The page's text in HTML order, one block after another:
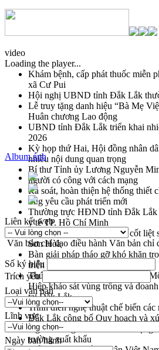
video
Loading the player...
Khám bệnh, cấp phát thuốc miễn
xã Cư Pui
Hội nghị UBND tỉnh Đắk Lắk
Lễ truy tặng danh hiệu “Bà Mẹ
Huân chương Lao động
UBND tỉnh Đắk Lắk triển khai
2026
Kỳ họp thứ Hai, Hội đồng nhân
nhiều nội dung quan trọng
Bí thư Tỉnh ủy Lương Nguyễn
người có công với cách mạng
Rà soát, hoàn thiện hệ thống thiết
ứng yêu cầu phát triển mới
Thường trực HĐND tỉnh Đắk Lắk
y tế TP. Hồ Chí Minh
Lễ truy điệu và an táng hài cốt liệt
Sơn Hòa
Bàn giải pháp tháo gỡ khó khăn
triển khai quy định EUDR
Thứ trưởng Bộ Nông nghiệp và
Hiệp khảo sát vùng trồng và
tại Đắk Lắk
Trình diễn nghệ thuật chế biến các
Đắk Lắk công bố Quy hoạch và
Ngành cá ngừ Đắk Lắk chủ động
trường xuất khẩu
Album ảnh
Liên kết web
Văn bản chỉ đạo điều hành Văn bản chỉ
Số ký hiệu
Trích yếu
Loại văn bản
Lĩnh vực
Ngày ban hành